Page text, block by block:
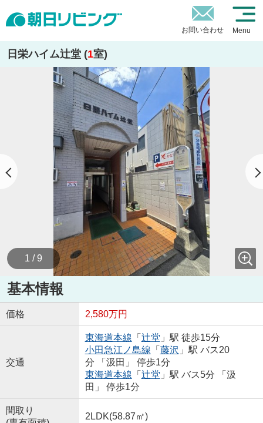
お問い合わせ Menu
日栄ハイム辻堂 (1室)
1 / 9
基本情報
価格 2,580万円
交通
東海道本線 「 辻堂 」駅 徒歩15分
小田急江ノ島線 「 藤沢 」駅 バス20
分 「汲田」 停歩1分
東海道本線 「 辻堂 」駅 バス5分 「汲
田」 停歩1分
間取り
2LDK(58.87㎡)